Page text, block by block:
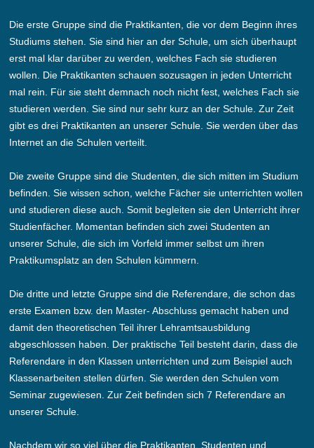
Die erste Gruppe sind die Praktikanten, die vor dem Beginn ihres
Studiums stehen. Sie sind hier an der Schule, um sich überhaupt
erst mal klar darüber zu werden, welches Fach sie studieren
wollen. Die Praktikanten schauen sozusagen in jeden Unterricht
mal rein. Für sie steht demnach noch nicht fest, welches Fach sie
studieren werden. Sie sind nur sehr kurz an der Schule. Zur Zeit
gibt es drei Praktikanten an unserer Schule. Sie werden über das
Internet an die Schulen verteilt.
Die zweite Gruppe sind die Studenten, die sich mitten im Studium
befinden. Sie wissen schon, welche Fächer sie unterrichten wollen
und studieren diese auch. Somit begleiten sie den Unterricht ihrer
Studienfächer. Momentan befinden sich zwei Studenten an
unserer Schule, die sich im Vorfeld immer selbst um ihren
Praktikumsplatz an den Schulen kümmern.
Die dritte und letzte Gruppe sind die Referendare, die schon das
erste Examen bzw. den Master- Abschluss gemacht haben und
damit den theoretischen Teil ihrer Lehramtsausbildung
abgeschlossen haben. Der praktische Teil besteht darin, dass die
Referendare in den Klassen unterrichten und zum Beispiel auch
Klassenarbeiten stellen dürfen. Sie werden den Schulen vom
Seminar zugewiesen. Zur Zeit befinden sich 7 Referendare an
unserer Schule.
Nachdem wir so viel über die Praktikanten, Studenten und